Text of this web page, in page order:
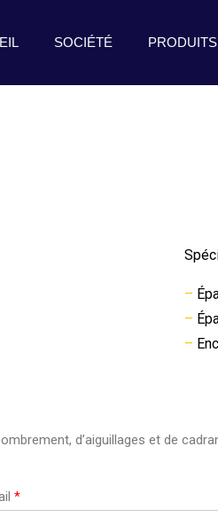
SOCIÉTÉ PRODUITS
–
–
–
d’aiguillages et de
*